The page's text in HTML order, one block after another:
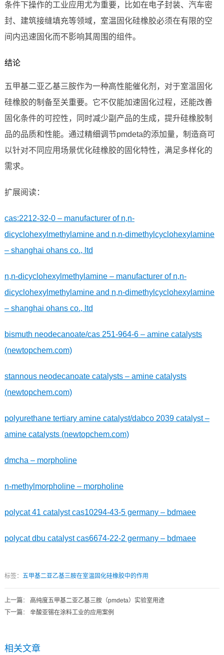
条件下操作的工业应用尤为重要，比如在电子封装、汽车密
封、建筑接缝填充等领域，室温固化硅橡胶必须在有限的空
间内迅速固化而不影响其周围的组件。
结论
五甲基二亚乙基三胺作为一种高性能催化剂，对于室温固化
硅橡胶的制备至关重要。它不仅能加速固化过程，还能改善
固化条件的可控性，同时减少副产品的生成，提升硅橡胶制
品的品质和性能。通过精细调节pmdeta的添加量，制造商可
以针对不同应用场景优化硅橡胶的固化特性，满足多样化的
需求。
扩展阅读：
cas:2212-32-0 – manufacturer of n,n-
dicyclohexylmethylamine and n,n-dimethylcyclohexylamine
– shanghai ohans co., ltd
n,n-dicyclohexylmethylamine – manufacturer of n,n-
dicyclohexylmethylamine and n,n-dimethylcyclohexylamine
– shanghai ohans co., ltd
bismuth neodecanoate/cas 251-964-6 – amine catalysts
(newtopchem.com)
stannous neodecanoate catalysts – amine catalysts
(newtopchem.com)
polyurethane tertiary amine catalyst/dabco 2039 catalyst –
amine catalysts (newtopchem.com)
dmcha – morpholine
n-methylmorpholine – morpholine
polycat 41 catalyst cas10294-43-5 germany – bdmaee
polycat dbu catalyst cas6674-22-2 germany – bdmaee
标签： 五甲基二亚乙基三胺在室温固化硅橡胶中的作用
上一篇： 高纯度五甲基二亚乙基三胺（pmdeta）实验室用途
下一篇： 辛酸亚锡在涂料工业的应用案例
相关文章